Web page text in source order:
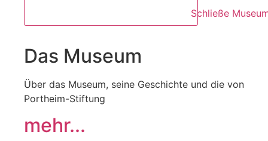
Schließe
Das Museum
Über das Museum, seine Geschichte und die von
Portheim-Stiftung
mehr...